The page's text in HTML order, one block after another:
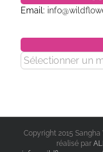
Email:
Archives
Copyright 2015
réalisé par